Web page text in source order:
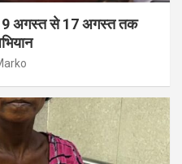
9 अगस्त से 17 अगस्त तक